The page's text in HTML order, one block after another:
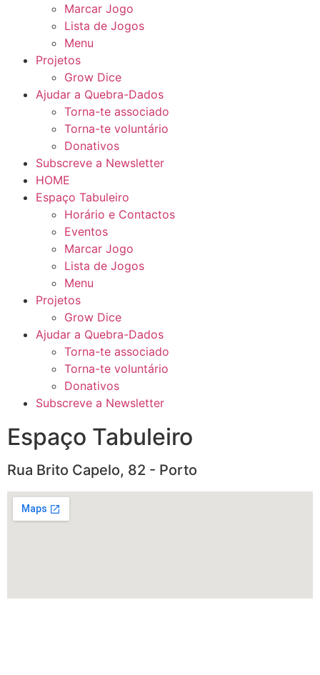
Marcar Jogo
Lista de Jogos
Menu
Projetos
Grow Dice
Ajudar a Quebra-Dados
Torna-te associado
Torna-te voluntário
Donativos
Subscreve a Newsletter
HOME
Espaço Tabuleiro
Horário e Contactos
Eventos
Marcar Jogo
Lista de Jogos
Menu
Projetos
Grow Dice
Ajudar a Quebra-Dados
Torna-te associado
Torna-te voluntário
Donativos
Subscreve a Newsletter
Espaço Tabuleiro
Rua Brito Capelo, 82 - Porto